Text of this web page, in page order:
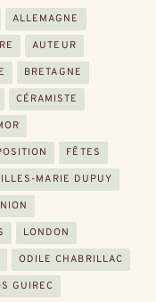
ALLEMAGNE
AUTEUR
BRETAGNE
CÉRAMISTE
FÊTES
MARIE DUPUY
LONDON
ODILE CHABRILLAC
GUIREC